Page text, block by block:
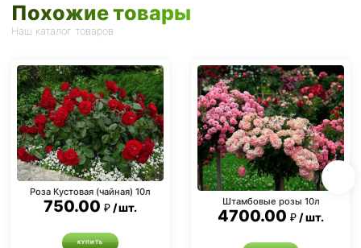
Похожие товары
Наш каталог товаров
Роза Кустовая (чайная) 10л
750.00 шт.
КУПИТЬ
Штамбовые розы 10л
4700.00 шт.